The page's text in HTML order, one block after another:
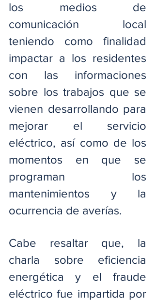
los medios de
comunicación local
teniendo como finalidad
impactar a los residentes
con las informaciones
sobre los trabajos que se
vienen desarrollando para
mejorar el servicio
eléctrico, así como de los
momentos en que se
programan los
mantenimientos y la
ocurrencia de averías.
Cabe resaltar que, la
charla sobre eficiencia
energética y el fraude
eléctrico fue impartida por